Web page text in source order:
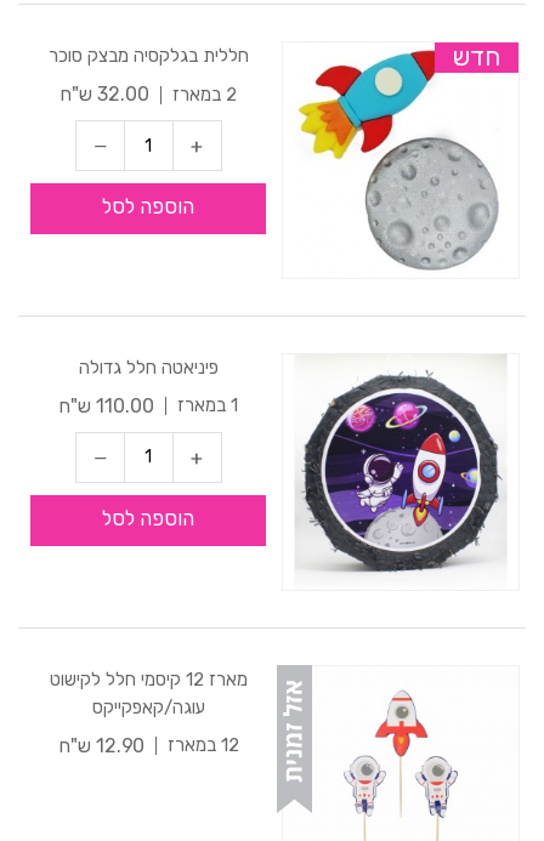
חדש
חללית בגלקסיה מבצק סוכר
2 במארז
32.00 ש"ח
הוספה לסל
פיניאטה חלל גדולה
1 במארז
110.00 ש"ח
הוספה לסל
מארז 12 קיסמי חלל לקישוט
עוגה/קאפקייקס
12 במארז
12.90 ש"ח